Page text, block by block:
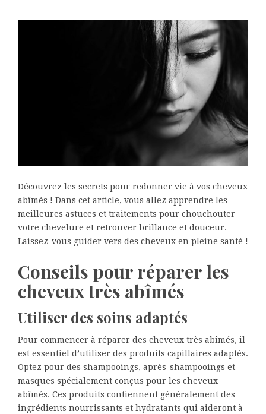
Découvrez les secrets pour redonner vie à vos cheveux
abîmés ! Dans cet article, vous allez apprendre les
meilleures astuces et traitements pour chouchouter
votre chevelure et retrouver brillance et douceur.
Laissez-vous guider vers des cheveux en pleine santé !
Conseils pour réparer les
cheveux très abîmés
Utiliser des soins adaptés
Pour commencer à réparer des cheveux très abîmés, il
est essentiel d’utiliser des produits capillaires adaptés.
Optez pour des shampooings, après-shampooings et
masques spécialement conçus pour les cheveux
abîmés. Ces produits contiennent généralement des
ingrédients nourrissants et hydratants qui aideront à